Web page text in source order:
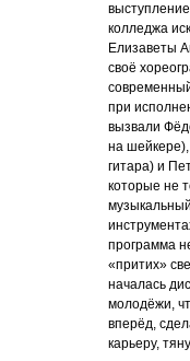
выступление
колледжа
Елизаветы
своё
при
вызвали
на
гитара) и
которые не
программа
«притих»
началась
молодёжи,
вперёд,
карьеру,